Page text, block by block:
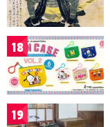
18
19